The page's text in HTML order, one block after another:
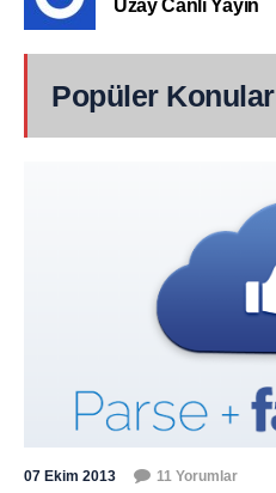
Uzay Canlı Yayın
Popüler Konular
07 Ekim 2013 11 Yorumlar